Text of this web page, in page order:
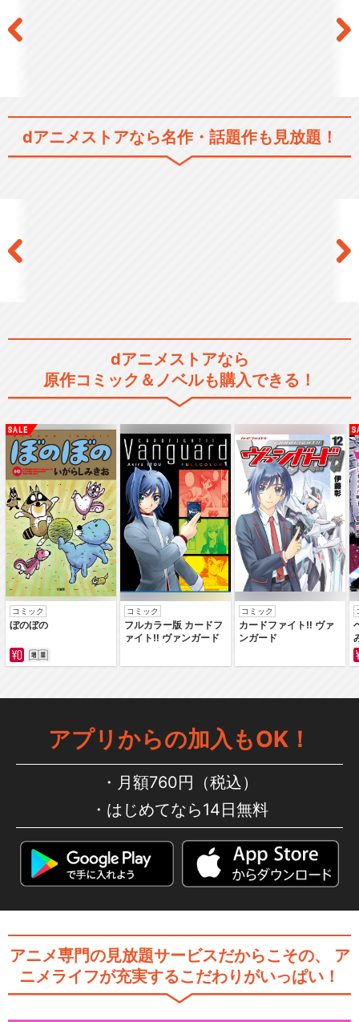
dアニメストアなら名作・話題作も見放題！
dアニメストアなら
原作コミック＆ノベルも購入できる！
コミック
ぼのぼの
コミック
フルカラー版 カードフ
ァイト‼ ヴァンガード
コミック
カードファイト‼ ヴァ
ンガード
アプリからの加入もOK！
月額760円（税込）
はじめてなら14日無料
アニメ専門の見放題サービスだからこその、
ア
ニメライフが充実するこだわりがいっぱい！